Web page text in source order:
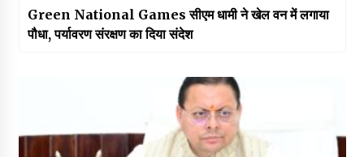
Green National Games सीएम धामी ने खेल वन में लगाया
पौधा, पर्यावरण संरक्षण का दिया संदेश